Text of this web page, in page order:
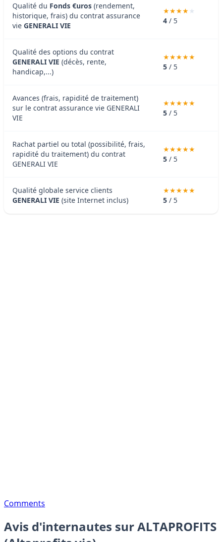
Qualité du Fonds €uros (rendement,
historique, frais) du contrat assurance
vie GENERALI VIE
4 / 5
Qualité des options du contrat
GENERALI VIE (décès, rente,
handicap,...)
5 / 5
Avances (frais, rapidité de traitement)
sur le contrat assurance vie GENERALI
VIE
5 / 5
Rachat partiel ou total (possibilité, frais,
rapidité du traitement) du contrat
GENERALI VIE
5 / 5
Qualité globale service clients
GENERALI VIE (site Internet inclus) 5 / 5
Comments
Avis d'internautes sur ALTAPROFITS